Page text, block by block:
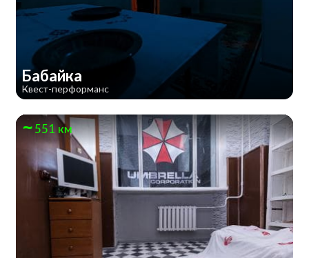
Бабайка
Квест-перформанс
551 км